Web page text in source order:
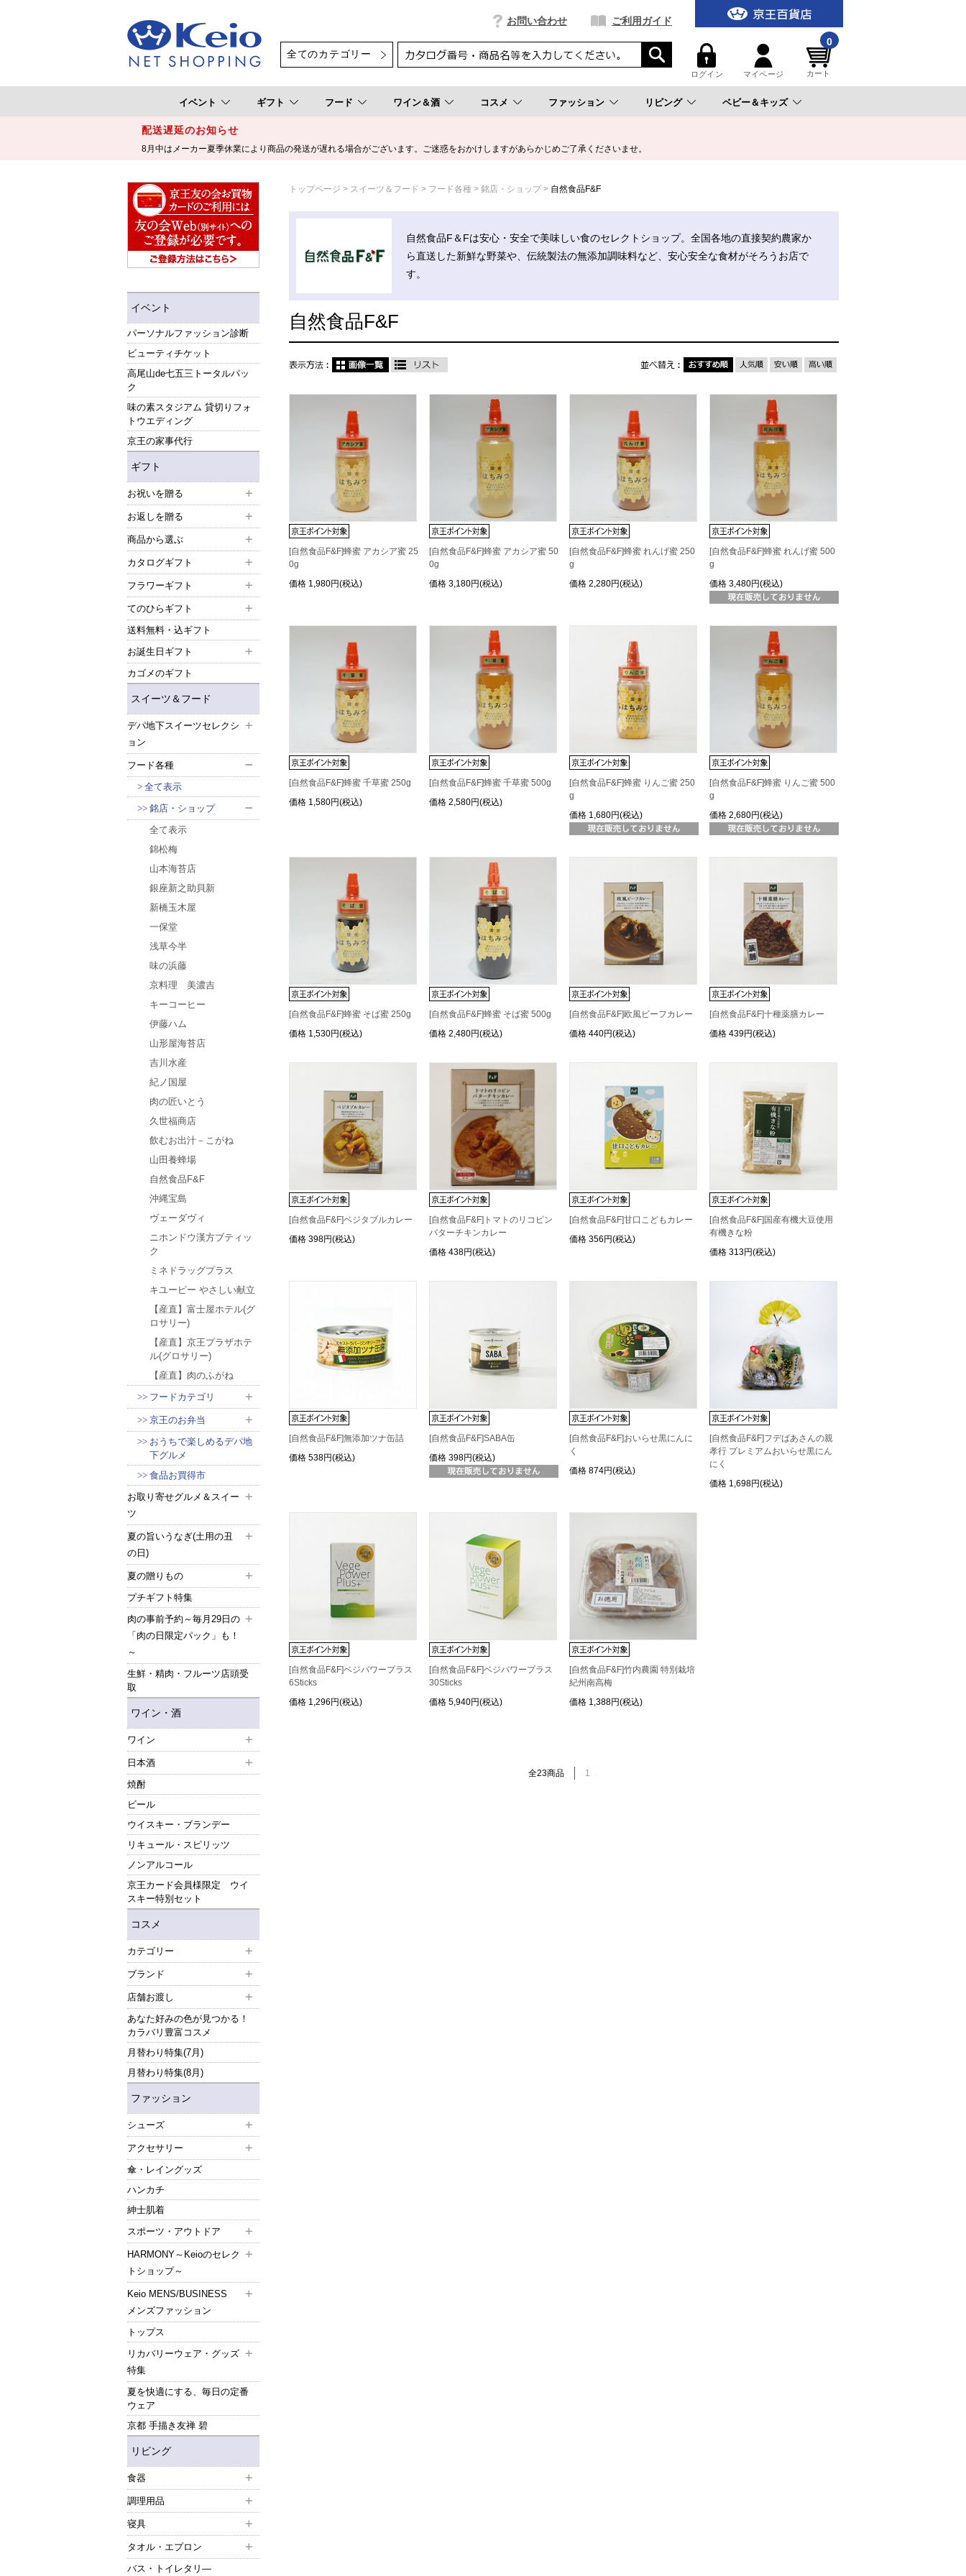
お問い合わせ ご利用ガイド
ログイン マイページ
0
カート
イベント ギフト フード ワイン＆酒 コスメ ファッション リビング ベビー＆キッズ
配送遅延のお知らせ
8月中はメーカー夏季休業により商品の発送が遅れる場合がございます。ご迷惑をおかけしますがあらかじめご了承くださいませ。
イベント
パーソナルファッション診断
ビューティチケット
高尾山de七五三トータルパッ
ク
味の素スタジアム 貸切りフォ
トウエディング
京王の家事代行
ギフト
お祝いを贈る
お返しを贈る
商品から選ぶ
カタログギフト
フラワーギフト
てのひらギフト
送料無料・込ギフト
お誕生日ギフト
カゴメのギフト
スイーツ＆フード
デパ地下スイーツセレクシ
ョン
フード各種
全て表示
銘店・ショップ
全て表示
錦松梅
山本海苔店
銀座新之助貝新
新橋玉木屋
一保堂
浅草今半
味の浜藤
京料理 美濃吉
キーコーヒー
伊藤ハム
山形屋海苔店
吉川水産
紀ノ国屋
肉の匠いとう
久世福商店
飲むお出汁－こがね
山田養蜂場
自然食品F&F
沖縄宝島
ヴェーダヴィ
ニホンドウ漢方ブティッ
ク
ミネドラッグプラス
キユーピー やさしい献立
【産直】富士屋ホテル(グ
ロサリー)
【産直】京王プラザホテ
ル(グロサリー)
【産直】肉のふがね
フードカテゴリ
京王のお弁当
おうちで楽しめるデパ地
下グルメ
食品お買得市
お取り寄せグルメ＆スイー
ツ
夏の旨いうなぎ(土用の丑
の日)
夏の贈りもの
プチギフト特集
肉の事前予約～毎月29日の
「肉の日限定パック」も！
～
生鮮・精肉・フルーツ店頭受
取
ワイン・酒
ワイン
日本酒
焼酎
ビール
ウイスキー・ブランデー
リキュール・スピリッツ
ノンアルコール
京王カード会員様限定 ウイ
スキー特別セット
コスメ
カテゴリー
ブランド
店舗お渡し
あなた好みの色が見つかる！
カラバリ豊富コスメ
月替わり特集(7月)
月替わり特集(8月)
ファッション
シューズ
アクセサリー
傘・レイングッズ
ハンカチ
紳士肌着
スポーツ・アウトドア
HARMONY～Keioのセレク
トショップ～
Keio MENS/BUSINESS
メンズファッション
トップス
リカバリーウェア・グッズ
特集
夏を快適にする、毎日の定番
ウェア
京都 手描き友禅 碧
リビング
食器
調理用品
寝具
タオル・エプロン
バス・トイレタリ―
トップページ スイーツ＆フード フード各種 銘店・ショップ 自然食品F&F
自然食品F＆Fは安心・安全で美味しい食のセレクトショップ。全国各地の直接契約農家か
ら直送した新鮮な野菜や、伝統製法の無添加調味料など、安心安全な食材がそろうお店で
す。
自然食品F&F
[自然食品F&F]蜂蜜 アカシア蜜 25
0g
価格 1,980円(税込)
[自然食品F&F]蜂蜜 アカシア蜜 50
0g
価格 3,180円(税込)
[自然食品F&F]蜂蜜 れんげ蜜 250
g
価格 2,280円(税込)
[自然食品F&F]蜂蜜 れんげ蜜 500
g
価格 3,480円(税込)
[自然食品F&F]蜂蜜 千草蜜 250g
価格 1,580円(税込)
[自然食品F&F]蜂蜜 千草蜜 500g
価格 2,580円(税込)
[自然食品F&F]蜂蜜 りんご蜜 250
g
価格 1,680円(税込)
[自然食品F&F]蜂蜜 りんご蜜 500
g
価格 2,680円(税込)
[自然食品F&F]蜂蜜 そば蜜 250g
価格 1,530円(税込)
[自然食品F&F]蜂蜜 そば蜜 500g
価格 2,480円(税込)
[自然食品F&F]欧風ビーフカレー
価格 440円(税込)
[自然食品F&F]十種薬膳カレー
価格 439円(税込)
[自然食品F&F]ベジタブルカレー
価格 398円(税込)
[自然食品F&F]トマトのリコピン
バターチキンカレー
価格 438円(税込)
[自然食品F&F]甘口こどもカレー
価格 356円(税込)
[自然食品F&F]国産有機大豆使用
有機きな粉
価格 313円(税込)
[自然食品F&F]無添加ツナ缶詰
価格 538円(税込)
[自然食品F&F]SABA缶
価格 398円(税込)
[自然食品F&F]おいらせ黒にんに
く
価格 874円(税込)
[自然食品F&F]フデばあさんの親
孝行 プレミアムおいらせ黒にん
にく
価格 1,698円(税込)
[自然食品F&F]ベジパワープラス
6Sticks
価格 1,296円(税込)
[自然食品F&F]ベジパワープラス
30Sticks
価格 5,940円(税込)
[自然食品F&F]竹内農園 特別栽培
紀州南高梅
価格 1,388円(税込)
全23商品 1